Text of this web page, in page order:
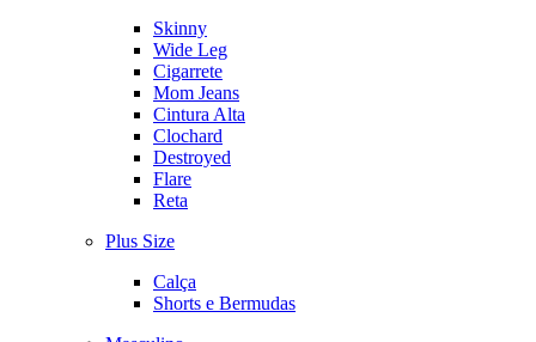
Skinny
Wide Leg
Cigarrete
Mom Jeans
Cintura Alta
Clochard
Destroyed
Flare
Reta
Plus Size
Calça
Shorts e Bermudas